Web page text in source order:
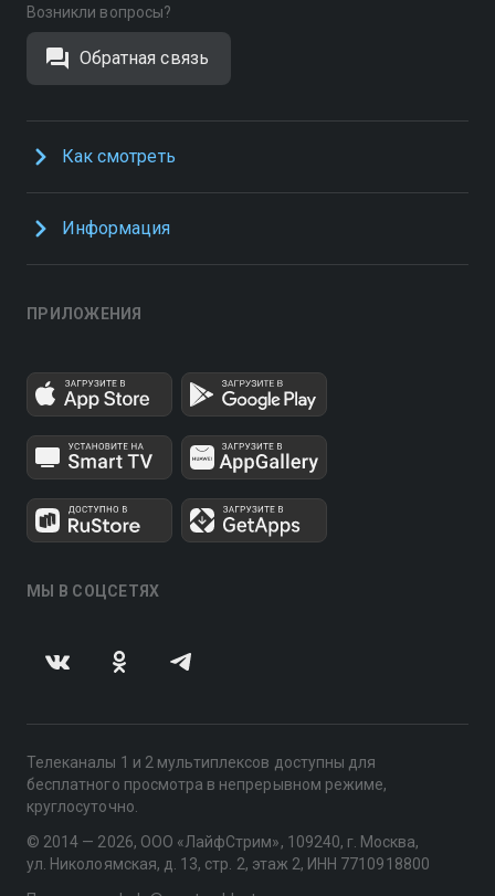
Возникли вопросы?
Обратная связь
Как смотреть
Информация
ПРИЛОЖЕНИЯ
МЫ В СОЦСЕТЯХ
Телеканалы 1 и 2 мультиплексов доступны для
бесплатного просмотра в непрерывном режиме,
круглосуточно.
© 2014 — 2026, ООО «ЛайфСтрим», 109240, г. Москва,
ул. Николоямская, д. 13, стр. 2, этаж 2, ИНН 7710918800